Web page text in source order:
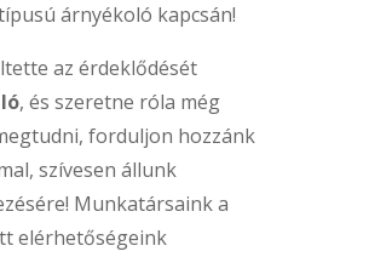
árnyékoló kapcsán!
az érdeklődését
, és szeretne róla még
forduljon hozzánk
szívesen állunk
Munkatársaink a
elérhetőségeink